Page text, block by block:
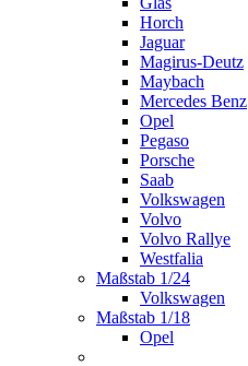
Horch
Jaguar
Magirus-Deutz
Maybach
Mercedes Benz
Opel
Pegaso
Porsche
Saab
Volkswagen
Volvo
Volvo Rallye
Westfalia
Maßstab 1/24
Volkswagen
Maßstab 1/18
Opel